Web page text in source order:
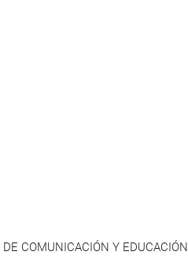
COMUNICACIÓN Y EDUCACIÓN